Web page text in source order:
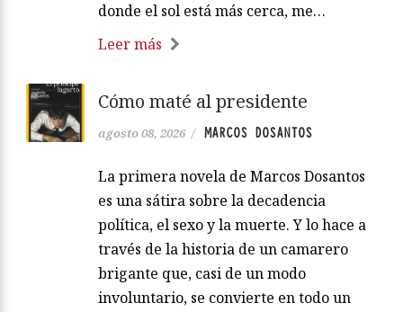
donde el sol está más cerca, me…
Leer más
Cómo maté al presidente
agosto 08, 2026 / MARCOS DOSANTOS
La primera novela de Marcos Dosantos
es una sátira sobre la decadencia
política, el sexo y la muerte. Y lo hace a
través de la historia de un camarero
brigante que, casi de un modo
involuntario, se convierte en todo un